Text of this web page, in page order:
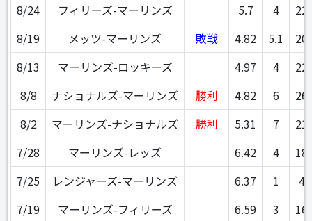
8/24
フィリーズ-マーリンズ 5.7 4
22
8/19
メッツ-マーリンズ 敗戦 4.82 5.1
20
8/13
マーリンズ-ロッキーズ 4.97 4
22
8/8
ナショナルズ-マーリンズ 勝利 4.82 6
26
8/2
マーリンズ-ナショナルズ 勝利 5.31 7
21
7/28
マーリンズ-レッズ 6.42 4
18
7/25
レンジャーズ-マーリンズ 6.37 1
4
7/19
マーリンズ-フィリーズ 6.59 3
16